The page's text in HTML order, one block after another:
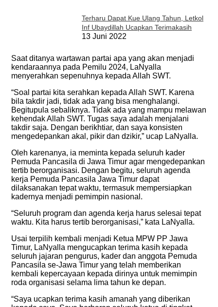
Terharu Dapat Kue Ulang Tahun, Letkol
Inf Ubaydillah Ucapkan Terimakasih
13 Juni 2022
Saat ditanya wartawan partai apa yang akan menjadi
kendaraannya pada Pemilu 2024, LaNyalla
menyerahkan sepenuhnya kepada Allah SWT.
“Soal partai kita serahkan kepada Allah SWT. Karena
bila takdir jadi, tidak ada yang bisa menghalangi.
Begitupula sebaliknya. Tidak ada yang mampu melawan
kehendak Allah SWT. Tugas saya adalah menjalani
takdir saja. Dengan berikhtiar, dan saya konsisten
mengedepankan akal, pikir dan dzikir,” ucap LaNyalla.
Oleh karenanya, ia meminta kepada seluruh kader
Pemuda Pancasila di Jawa Timur agar mengedepankan
tertib berorganisasi. Dengan begitu, seluruh agenda
kerja Pemuda Pancasila Jawa Timur dapat
dilaksanakan tepat waktu, termasuk mempersiapkan
kadernya menjadi pemimpin nasional.
“Seluruh program dan agenda kerja harus selesai tepat
waktu. Kita harus tertib berorganisasi,” kata LaNyalla.
Usai terpilih kembali menjadi Ketua MPW PP Jawa
Timur, LaNyalla mengucapkan terima kasih kepada
seluruh jajaran pengurus, kader dan anggota Pemuda
Pancasila se-Jawa Timur yang telah memberikan
kembali kepercayaan kepada dirinya untuk memimpin
roda organisasi selama lima tahun ke depan.
“Saya ucapkan terima kasih amanah yang diberikan